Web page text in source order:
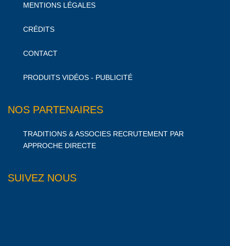
MENTIONS LÉGALES
CRÉDITS
CONTACT
PRODUITS VIDÉOS - PUBLICITÉ
NOS PARTENAIRES
TRADITIONS & ASSOCIES RECRUTEMENT PAR
APPROCHE DIRECTE
SUIVEZ NOUS